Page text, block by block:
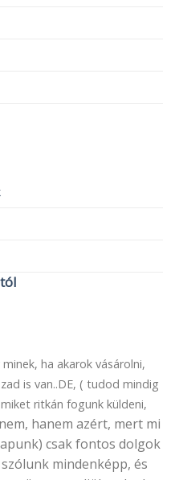
ha akarok vásárolni,
is van..DE, ( tudod mindig
ritkán fogunk küldeni,
hanem azért, mert mi
csak fontos dolgok
mindenképp, és